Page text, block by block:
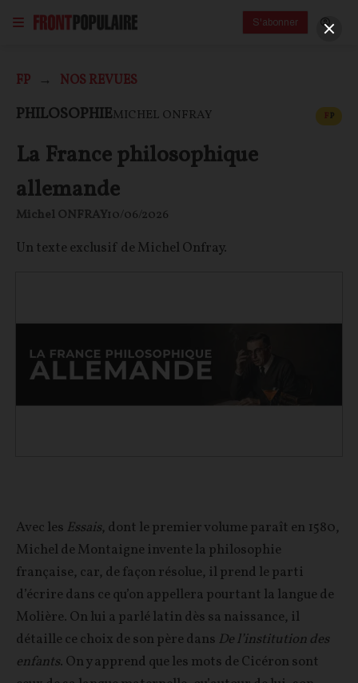
S'abonner
FP NOS REVUES
PHILOSOPHIEMICHEL ONFRAY FP
La France philosophique
allemande
Michel ONFRAY10/06/2026
Un texte exclusif de Michel Onfray.
Avec les Essais, dont le premier volume paraît en 1580,
Michel de Montaigne invente la philosophie
française, car, de façon résolue, il prend le parti
d’écrire dans ce qu’on appellera pourtant la langue de
Molière. On lui a parlé latin dès sa naissance, il
détaille ce choix de son père dans De l’institution des
enfants. On y apprend que les mots de Cicéron sont